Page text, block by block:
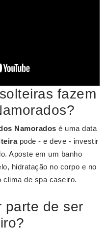
fazem
Namorados é uma data
pode - e deve - investir
Aposte em um banho
hidratação no corpo e no
clima de spa caseiro.
parte de ser